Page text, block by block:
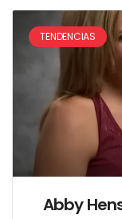
TENDENCIAS
Abby